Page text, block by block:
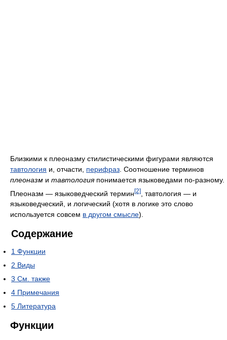
Близкими к плеоназму стилистическими фигурами являются
тавтология и, отчасти, перифраз . Соотношение терминов
плеоназм и тавтологияпонимается языковедами по-разному.
Плеоназм — языковедческий термин[2]
, тавтология — и
языковедческий, и логический (хотя в логике это слово
используется совсем в другом смысле).
Содержание
1 Функции
2 Виды
3 См. также
4 Примечания
5 Литература
Функции